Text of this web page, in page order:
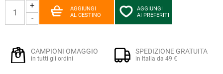
+
-
AGGIUNGI
AL CESTINO
AGGIUNGI
AI PREFERITI
CAMPIONI OMAGGIO
in tutti gli ordini
SPEDIZIONE GRATUITA
in Italia da 49 €